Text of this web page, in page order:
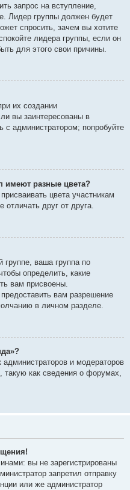
запрос на вступление,
Лидер группы должен будет
спросить, зачем вы хотите
лидера группы, если он
для этого свои причины.
их создании
вы заинтересованы в
с администратором; попробуйте
имеют разные цвета?
цвета участникам
друг от друга.
группе, ваша группа по
определить, какие
вам присвоены.
вам разрешение
в личном разделе.
администраторов и модераторов
как сведения о форумах,
вы не зарегистрированы
запретил отправку
или же администратор